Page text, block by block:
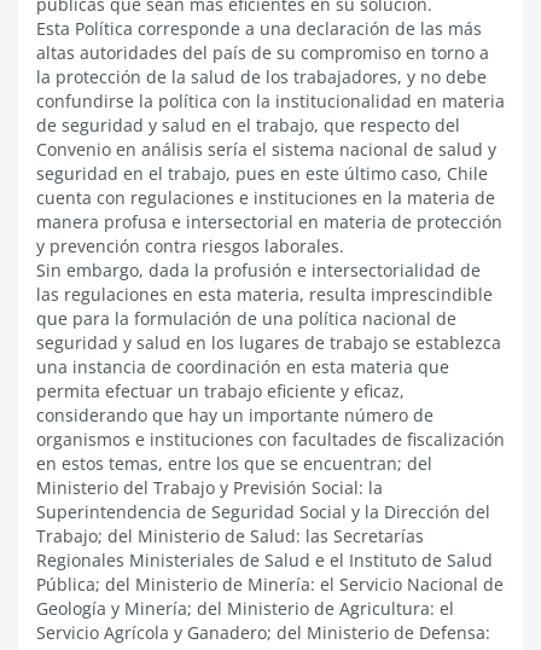
Esta Política corresponde a una declaración de las más
altas autoridades del país de su compromiso en torno a
la protección de la salud de los trabajadores, y no debe
confundirse la política con la institucionalidad en materia
de seguridad y salud en el trabajo, que respecto del
Convenio en análisis sería el sistema nacional de salud y
seguridad en el trabajo, pues en este último caso, Chile
cuenta con regulaciones e instituciones en la materia de
manera profusa e intersectorial en materia de protección
y prevención contra riesgos laborales.
Sin embargo, dada la profusión e intersectorialidad de
las regulaciones en esta materia, resulta imprescindible
que para la formulación de una política nacional de
seguridad y salud en los lugares de trabajo se establezca
una instancia de coordinación en esta materia que
permita efectuar un trabajo eficiente y eficaz,
considerando que hay un importante número de
organismos e instituciones con facultades de fiscalización
en estos temas, entre los que se encuentran; del
Ministerio del Trabajo y Previsión Social: la
Superintendencia de Seguridad Social y la Dirección del
Trabajo; del Ministerio de Salud: las Secretarías
Regionales Ministeriales de Salud e el Instituto de Salud
Pública; del Ministerio de Minería: el Servicio Nacional de
Geología y Minería; del Ministerio de Agricultura: el
Servicio Agrícola y Ganadero; del Ministerio de Defensa: